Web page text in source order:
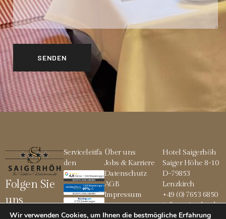
Folgen Sie
uns
Serviceleitfa
den
Über uns
Jobs & Karriere
Datenschutz
AGB
Impressum
Hotel Saigerhöh
Saiger Höhe 8-10
D-79853
Lenzkirch
+49 (0) 7653 6850
info@saigerhoeh.
de
Wir verwenden Cookies, um Ihnen die bestmögliche Erfahrung